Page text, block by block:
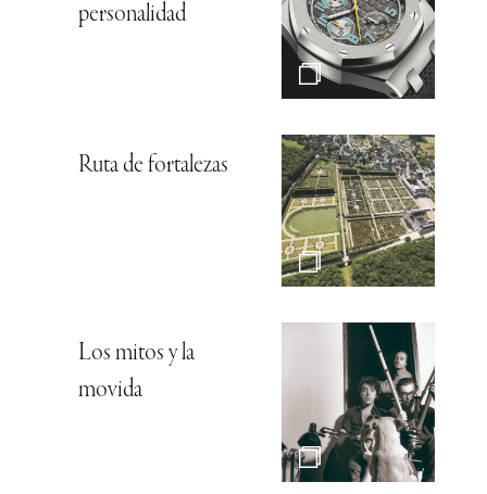
personalidad
Ruta de fortalezas
Los mitos y la
movida